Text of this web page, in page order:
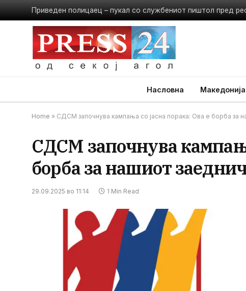
Приведен полицаец – пукал со службениот пиштол пред
Насловна Македонија
Home » СДСМ започнува кампања со јасна порака: Ова е борба за
СДСМ започнува
борба за нашиот
29.09.2025 во 11:14 1 Min Read